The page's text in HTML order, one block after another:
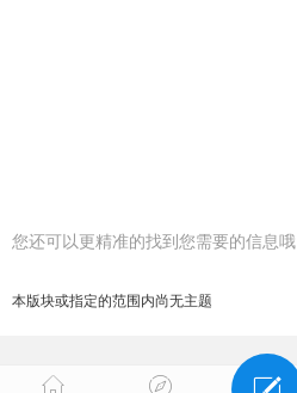
您还可以更精准的找到您需要的信息哦
本版块或指定的范围内尚无主题